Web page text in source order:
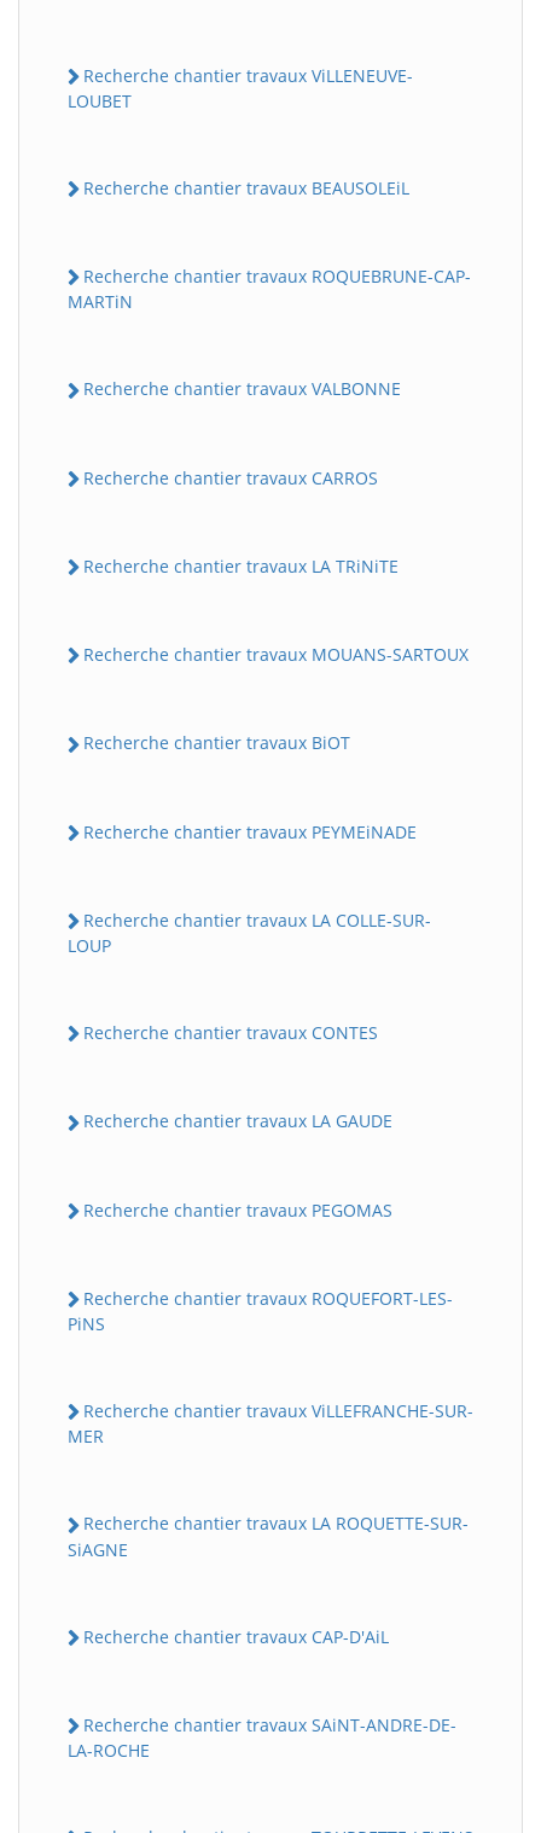
Recherche chantier travaux ViLLENEUVE-
LOUBET
Recherche chantier travaux BEAUSOLEiL
Recherche chantier travaux ROQUEBRUNE-CAP-
MARTiN
Recherche chantier travaux VALBONNE
Recherche chantier travaux CARROS
Recherche chantier travaux LA TRiNiTE
Recherche chantier travaux MOUANS-SARTOUX
Recherche chantier travaux BiOT
Recherche chantier travaux PEYMEiNADE
Recherche chantier travaux LA COLLE-SUR-
LOUP
Recherche chantier travaux CONTES
Recherche chantier travaux LA GAUDE
Recherche chantier travaux PEGOMAS
Recherche chantier travaux ROQUEFORT-LES-
PiNS
Recherche chantier travaux ViLLEFRANCHE-SUR-
MER
Recherche chantier travaux LA ROQUETTE-SUR-
SiAGNE
Recherche chantier travaux CAP-D'AiL
Recherche chantier travaux SAiNT-ANDRE-DE-
LA-ROCHE